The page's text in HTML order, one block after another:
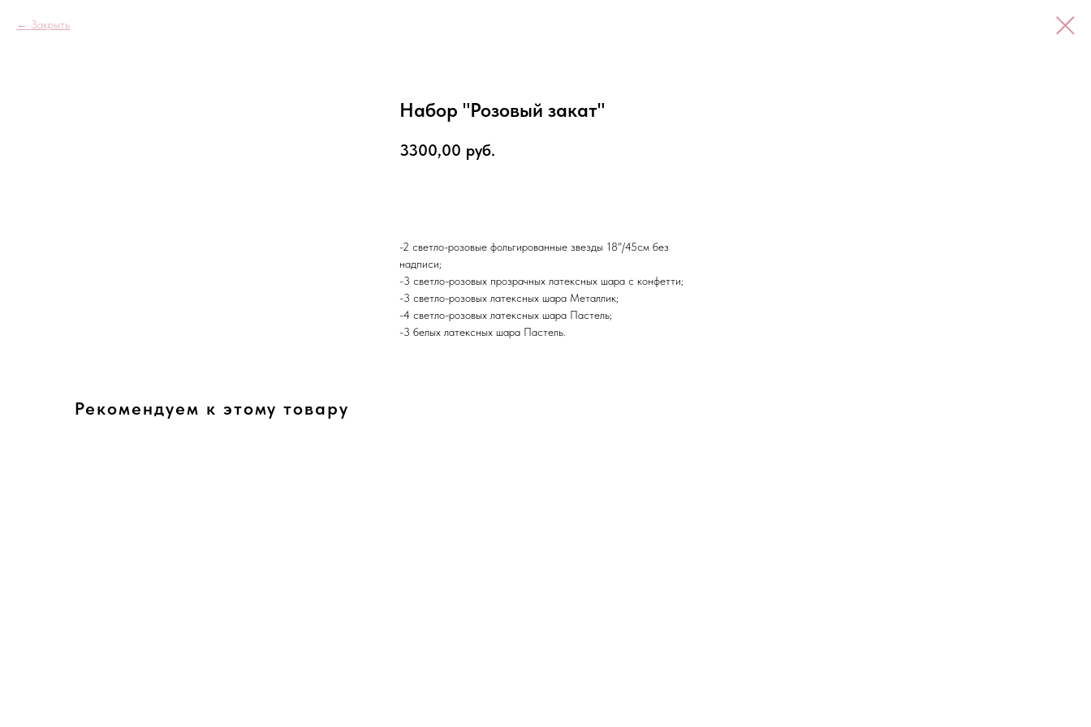
Закрыть
Набор "Розовый закат"
3300,00 руб.
-2 светло-розовые фольгированные звезды 18"/45см без
надписи;
-3 светло-розовых прозрачных латексных шара с конфетти;
-3 светло-розовых латексных шара Металлик;
-4 светло-розовых латексных шара Пастель;
-3 белых латексных шара Пастель.
Рекомендуем к этому товару